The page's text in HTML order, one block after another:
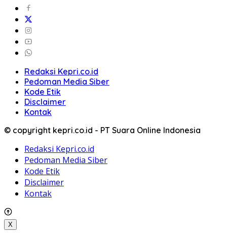
Redaksi Kepri.co.id
Pedoman Media Siber
Kode Etik
Disclaimer
Kontak
© copyright kepri.co.id - PT Suara Online Indonesia
Redaksi Kepri.co.id
Pedoman Media Siber
Kode Etik
Disclaimer
Kontak
X